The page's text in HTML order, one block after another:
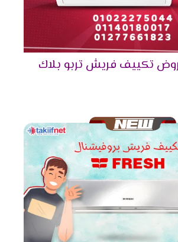
حول قسم خدمة العملاء الخاص بـ
وهي:
تكييفات فريش بكونها ذات سمعة
العربية، من حيث سرعة الرد على
التعاون القائم بين ممثلي خدمة العملاء
وفي حال لم تكن الإجابة من
ممثل الخدمة يتم تحويل المكالمة فورًا
بما يحتاجه العميل، مثالًا على هذا
إن كان الاستفسار الخاص بالعميل
في جهاز التكييف.
بتعيين ممثلي خدمة مدربين على
للخبرة المطلوبة لهذا العمل، كما
على إتاحة عمل قسم خدمة العملاء
تكييف فريش تربو بلاك